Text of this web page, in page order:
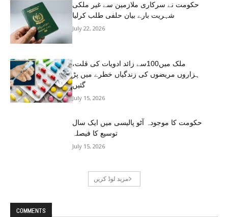
حکومت نے سرکاری ملازمین سے غیر ملکی
شہریت بارے بیان حلفی طلب کرلیا
July 22, 2026
ملک میں100سے زائد ادویات کی قلت،
ہزاروں مریضوں کی زندگیاں خطرے میں پڑ
گئیں
July 15, 2026
حکومت کا موجودہ آٹو پالیسی میں ایک سال
توسیع کا فیصلہ
July 15, 2026
مزید لوڈ کریں
COMMENTS